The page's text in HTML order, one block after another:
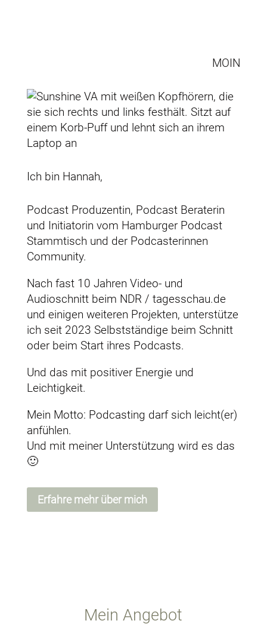
MOIN
Ich bin Hannah,
Podcast Produzentin, Podcast Beraterin
und Initiatorin vom Hamburger Podcast
Stammtisch und der Podcasterinnen
Community.
Nach fast 10 Jahren Video- und
Audioschnitt beim NDR / tagesschau.de
und einigen weiteren Projekten, unterstütze
ich seit 2023 Selbstständige beim Schnitt
oder beim Start ihres Podcasts.
Und das mit positiver Energie und
Leichtigkeit.
Mein Motto: Podcasting darf sich leicht(er)
anfühlen.
Und mit meiner Unterstützung wird es das
🙂
Erfahre mehr über mich
Mein Angebot